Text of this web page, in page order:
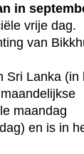
in
vrije dag.
van
Sri Lanka (in
maandag
en is in